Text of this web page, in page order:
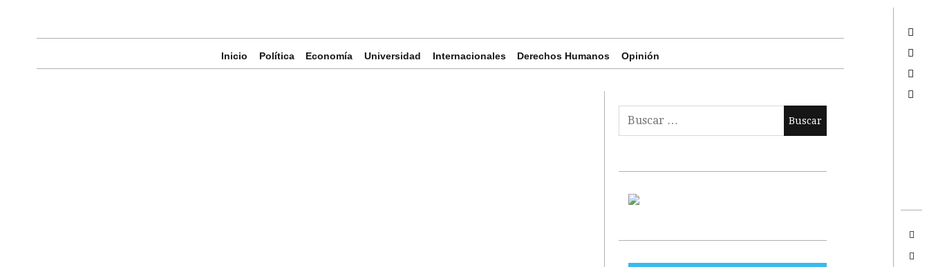
Inicio Política Economía Universidad Internacionales Derechos Humanos Opinión